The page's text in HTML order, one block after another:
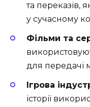
та переказів,
у сучасному
Фільми та
для передачі
Ігрова
історії